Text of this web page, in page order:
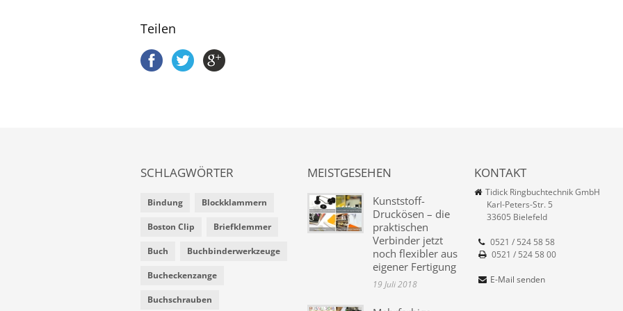
Teilen
SCHLAGWÖRTER
Bindung Blockklammern
Boston Clip Briefklemmer
Buch Buchbinderwerkzeuge
Bucheckenzange
Buchschrauben
MEISTGESEHEN
Kunststoff-
Druckösen – die
praktischen
Verbinder jetzt
noch flexibler aus
eigener Fertigung
19 Juli 2018
KONTAKT
Tidick Ringbuchtechnik GmbH
Karl-Peters-Str. 5
33605 Bielefeld
0521 / 524 58 58
0521 / 524 58 00
E-Mail senden